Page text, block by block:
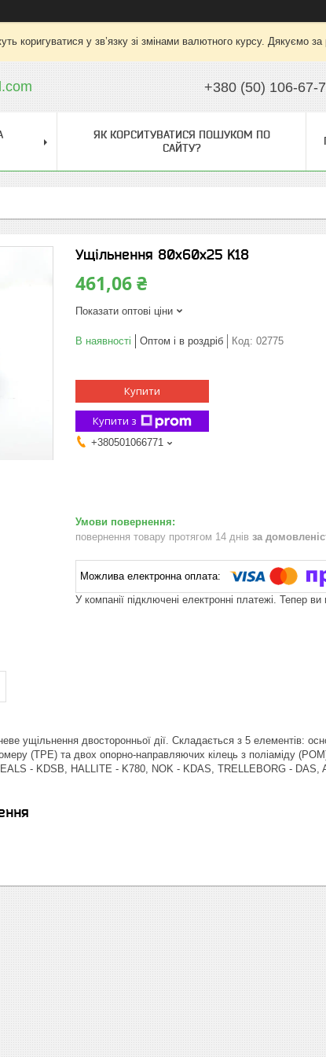
коригуватися у зв’язку зі змінами валютного курсу. Дякуємо за
+380 (50) 106-67-
ЯК КОРСИТУВАТИСЯ ПОШУКОМ ПО
САЙТУ?
Ущільнення 80х60х25 K18
461,06 ₴
Показати оптові ціни
В наявності Оптом і в роздріб Код: 02775
Купити
Купити з
+380501066771
повернення товару протягом 14 днів за
У компанії підключені електронні платежі. Тепер
ущільнення двосторонньої дії. Складається з 5 елементів:
(TPE) та двох опорно-направляючих кілець з поліаміду
- KDSB, HALLITE - K780, NOK - KDAS, TRELLEBORG - DAS,